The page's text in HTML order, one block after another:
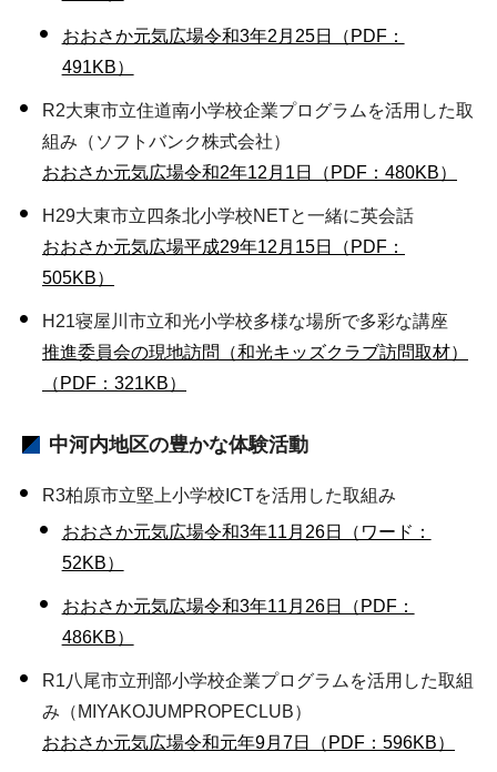
おおさか元気広場令和3年2月25日（PDF：
491KB）
R2大東市立住道南小学校企業プログラムを活用した取
組み（ソフトバンク株式会社）
おおさか元気広場令和2年12月1日（PDF：480KB）
H29大東市立四条北小学校NETと一緒に英会話
おおさか元気広場平成29年12月15日（PDF：
505KB）
H21寝屋川市立和光小学校多様な場所で多彩な講座
推進委員会の現地訪問（和光キッズクラブ訪問取材）
（PDF：321KB）
中河内地区の豊かな体験活動
R3柏原市立堅上小学校ICTを活用した取組み
おおさか元気広場令和3年11月26日（ワード：
52KB）
おおさか元気広場令和3年11月26日（PDF：
486KB）
R1八尾市立刑部小学校企業プログラムを活用した取組
み（MIYAKOJUMPROPECLUB）
おおさか元気広場令和元年9月7日（PDF：596KB）